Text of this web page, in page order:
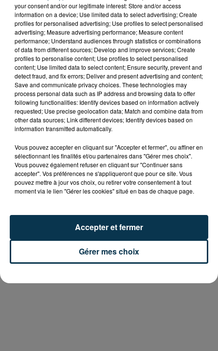
your consent and/or our legitimate interest: Store and/or access
information on a device; Use limited data to select advertising; Create
profiles for personalised advertising; Use profiles to select personalised
advertising; Measure advertising performance; Measure content
performance; Understand audiences through statistics or combinations
of data from different sources; Develop and improve services; Create
profiles to personalise content; Use profiles to select personalised
content; Use limited data to select content; Ensure security, prevent and
detect fraud, and fix errors; Deliver and present advertising and content;
Save and communicate privacy choices. These technologies may
process personal data such as IP address and browsing data to offer
following functionalities: Identify devices based on information actively
requested; Use precise geolocation data; Match and combine data from
other data sources; Link different devices; Identify devices based on
information transmitted automatically.
Vous pouvez accepter en cliquant sur "Accepter et fermer", ou affiner en
sélectionnant les finalités et/ou partenaires dans "Gérer mes choix".
Vous pouvez également refuser en cliquant sur "Continuer sans
accepter". Vos préférences ne s'appliqueront que pour ce site. Vous
pouvez mettre à jour vos choix, ou retirer votre consentement à tout
moment via le lien "Gérer les cookies" situé en bas de chaque page.
Gérer mes choix
Accepter et fermer